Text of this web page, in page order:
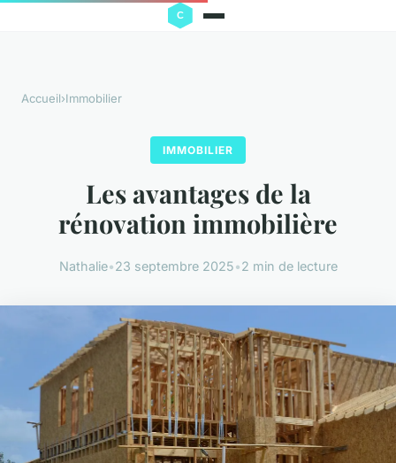
Accueil›Immobilier
IMMOBILIER
Les avantages de la
rénovation immobilière
Nathalie•23 septembre 2025•2 min de lecture